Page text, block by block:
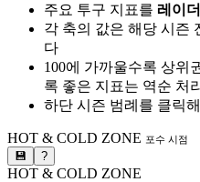
주요 투구 지표를 레이
각 축의 값은 해당 시즌
다
100에 가까울수록 상위
록 좋은 지표는 역순 처
하단 시즌 범례를 클릭
HOT & COLD ZONE 포수 시점
💾 ?
HOT & COLD ZONE